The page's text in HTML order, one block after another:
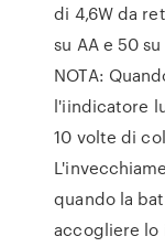
di 4,6W da
su AA e 50
NOTA:
l'iindicatore
10 volte di
quando la
accogliere lo